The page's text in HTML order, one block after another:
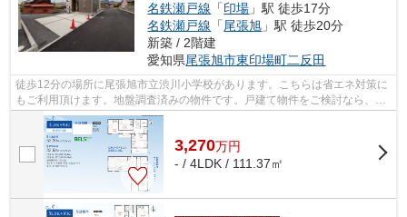
名鉄瀬戸線 「印場 」駅 徒歩17分
名鉄瀬戸線 「尾張旭 」駅 徒歩20分
新築 / 2階建
愛知県尾張旭市東印場町二反田
徒歩12分の場所に尾張旭市立渋川小学校があります。こちらは省エネ対策に
もご利用頂けます。地盤調査済みの物件です。戸建て物件をご検討なら、コ
チラの新築の物件をご覧ください。
3,270万円
- / 4LDK / 111.37㎡